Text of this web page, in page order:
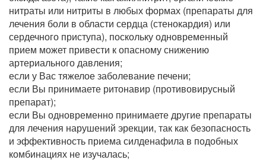
нитраты или нитриты в любых формах (препараты для
лечения боли в области сердца (стенокардия) или
сердечного приступа), поскольку одновременный
прием может привести к опасному снижению
артериального давления;
если у Вас тяжелое заболевание печени;
если Вы принимаете ритонавир (противовирусный
препарат);
если Вы одновременно принимаете другие препараты
для лечения нарушений эрекции, так как безопасность
и эффективность приема силденафила в подобных
комбинациях не изучалась;